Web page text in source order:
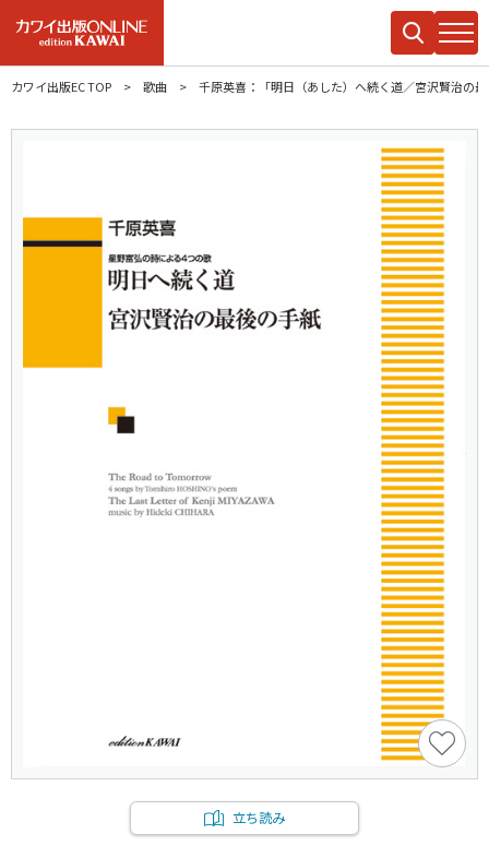
カワイ出版EC TOP 歌曲 千原英喜：「明日（あした）へ続く道／宮沢賢治の
立ち読み